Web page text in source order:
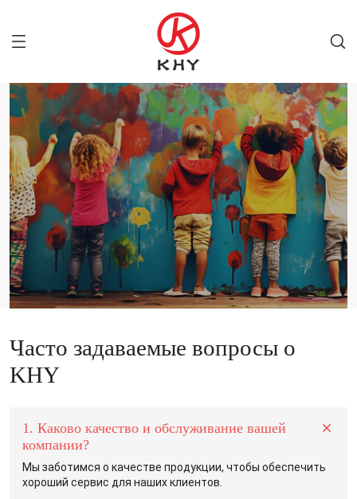
Часто задаваемые вопросы о
KHY
1. Каково качество и обслуживание вашей
компании?
Мы заботимся о качестве продукции, чтобы обеспечить
хороший сервис для наших клиентов.